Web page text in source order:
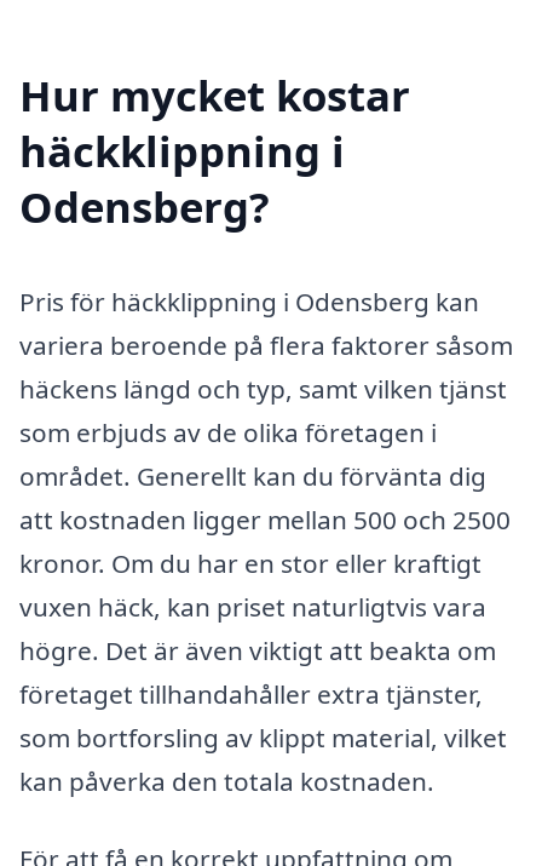
Hur mycket kostar
häckklippning i
Odensberg?
Pris för häckklippning i Odensberg kan
variera beroende på flera faktorer såsom
häckens längd och typ, samt vilken tjänst
som erbjuds av de olika företagen i
området. Generellt kan du förvänta dig
att kostnaden ligger mellan 500 och 2500
kronor. Om du har en stor eller kraftigt
vuxen häck, kan priset naturligtvis vara
högre. Det är även viktigt att beakta om
företaget tillhandahåller extra tjänster,
som bortforsling av klippt material, vilket
kan påverka den totala kostnaden.
För att få en korrekt uppfattning om